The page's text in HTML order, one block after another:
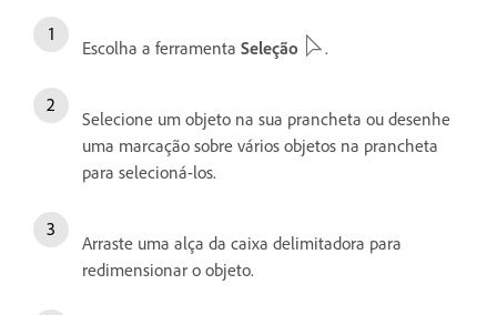
Escolha a ferramenta Seleção .
Selecione um objeto na sua prancheta ou desenhe
uma marcação sobre vários objetos na prancheta
para selecioná-los.
Arraste uma alça da caixa delimitadora para
redimensionar o objeto.